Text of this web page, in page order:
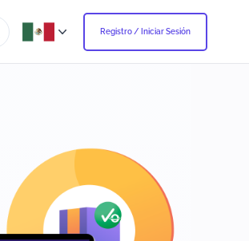
Registro / Iniciar Sesión